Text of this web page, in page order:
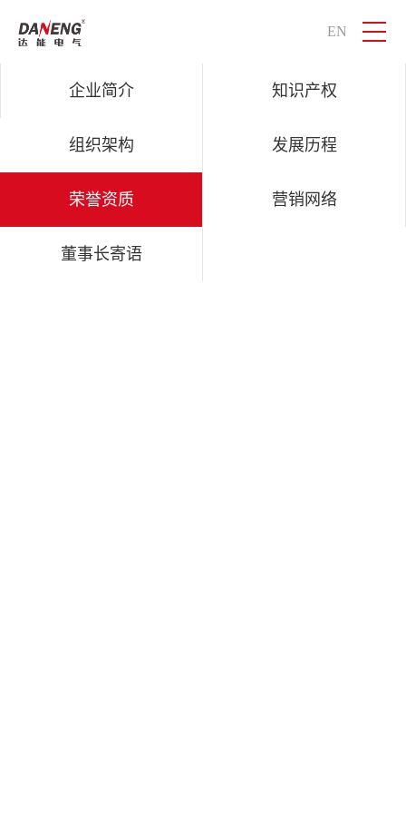
EN
企业简介 知识产权
组织架构 发展历程
荣誉资质 营销网络
董事长寄语